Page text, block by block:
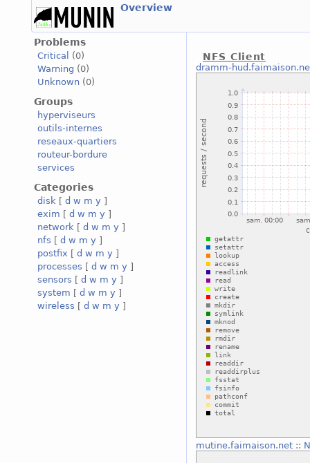
Overview
Problems
Critical
(0)
Warning (0)
Unknown (0)
Groups
hyperviseurs
outils-internes
reseaux-quartiers
routeur-bordure
services
Categories
disk [ d w m y ]
exim [ d w m y ]
network [ d w m y ]
nfs [ d w m y ]
postfix [ d w m y ]
processes [ d w m y ]
sensors [ d w m y ]
system [ d w m y ]
wireless [ d w m y ]
NFS Client
dramm-
mutine.faimaison.net::